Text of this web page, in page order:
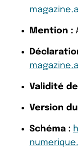
Mention :
Validité
Version du
Schéma :